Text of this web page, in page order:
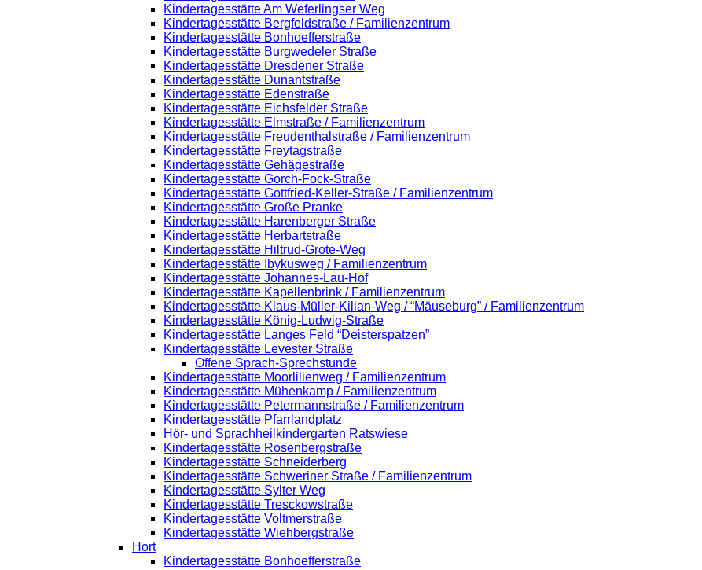
Kindertagesstätte Am Weferlingser Weg
Kindertagesstätte Bergfeldstraße / Familienzentrum
Kindertagesstätte Bonhoefferstraße
Kindertagesstätte Burgwedeler Straße
Kindertagesstätte Dresdener Straße
Kindertagesstätte Dunantstraße
Kindertagesstätte Edenstraße
Kindertagesstätte Eichsfelder Straße
Kindertagesstätte Elmstraße / Familienzentrum
Kindertagesstätte Freudenthalstraße / Familienzentrum
Kindertagesstätte Freytagstraße
Kindertagesstätte Gehägestraße
Kindertagesstätte Gorch-Fock-Straße
Kindertagesstätte Gottfried-Keller-Straße / Familienzentrum
Kindertagesstätte Große Pranke
Kindertagesstätte Harenberger Straße
Kindertagesstätte Herbartstraße
Kindertagesstätte Hiltrud-Grote-Weg
Kindertagesstätte Ibykusweg / Familienzentrum
Kindertagesstätte Johannes-Lau-Hof
Kindertagesstätte Kapellenbrink / Familienzentrum
Kindertagesstätte Klaus-Müller-Kilian-Weg / “Mäuseburg” / Familienzentrum
Kindertagesstätte König-Ludwig-Straße
Kindertagesstätte Langes Feld “Deisterspatzen”
Kindertagesstätte Levester Straße
Offene Sprach-Sprechstunde
Kindertagesstätte Moorlilienweg / Familienzentrum
Kindertagesstätte Mühenkamp / Familienzentrum
Kindertagesstätte Petermannstraße / Familienzentrum
Kindertagesstätte Pfarrlandplatz
Hör- und Sprachheilkindergarten Ratswiese
Kindertagesstätte Rosenbergstraße
Kindertagesstätte Schneiderberg
Kindertagesstätte Schweriner Straße / Familienzentrum
Kindertagesstätte Sylter Weg
Kindertagesstätte Tresckowstraße
Kindertagesstätte Voltmerstraße
Kindertagesstätte Wiehbergstraße
Hort
Kindertagesstätte Bonhoefferstraße